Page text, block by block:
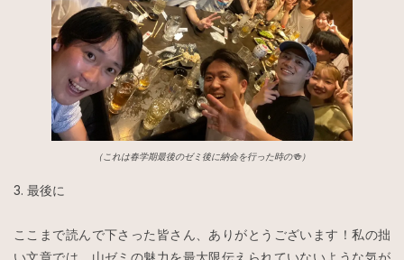
（これは春学期最後のゼミ後に納会を行った時の🍻）
3. 最後に
ここまで読んで下さった皆さん、ありがとうございます！私の拙
い文章では、山ゼミの魅力を最大限伝えられていないような気が